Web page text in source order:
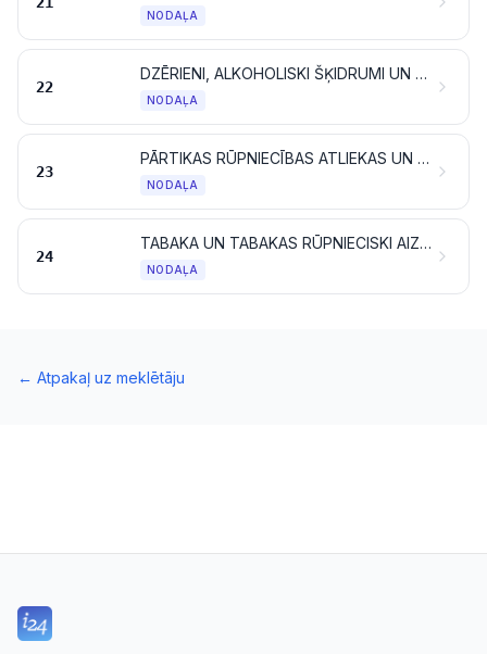
NODAĻA
22
DZĒRIENI, ALKOHOLISKI ŠĶIDRUMI UN ETIĶIS
NODAĻA
23
PĀRTIKAS RŪPNIECĪBAS ATLIEKAS UN ATKRITUMI; GATAVA LOPBARĪBA
NODAĻA
24
TABAKA UN TABAKAS RŪPNIECISKI AIZSTĀJĒJI; IZSTRĀDĀJUMI, KAS SATUR VAI NESATUR NIKOTĪNU UN KAS PAREDZĒTI IEELPOŠANAI BEZ SADEGŠANAS; CITI NIKOTĪNU SATUROŠI IZSTRĀDĀJUMI, KAS PAREDZĒTI NIKOTĪNA UZŅEMŠANAI CILVĒKA ORGANISMĀ
NODAĻA
← Atpakaļ uz meklētāju